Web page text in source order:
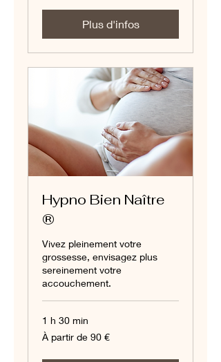
Plus d'infos
Hypno Bien Naître
®
Vivez pleinement votre
grossesse, envisagez plus
sereinement votre
accouchement.
1 h 30 min
À
partir
À partir de 90 €